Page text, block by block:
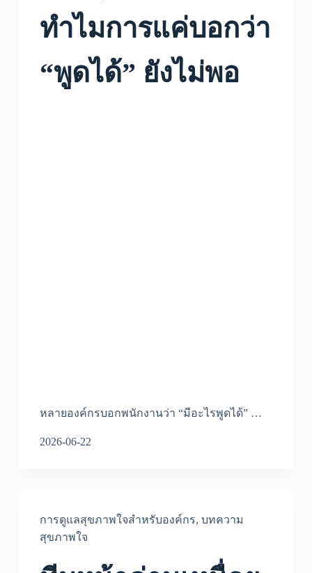
ทำไมการแค่บอกว่า
“พูดได้” ยังไม่พอ
หลายองค์กรบอกพนักงานว่า “มีอะไรพูดได้” …
2026-06-22
การดูแลสุขภาพใจสำหรับองค์กร, บทความ
สุขภาพใจ